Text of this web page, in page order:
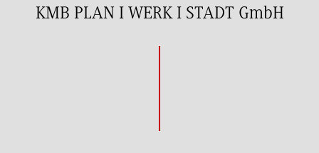
KMB PLAN I WERK I STADT GmbH